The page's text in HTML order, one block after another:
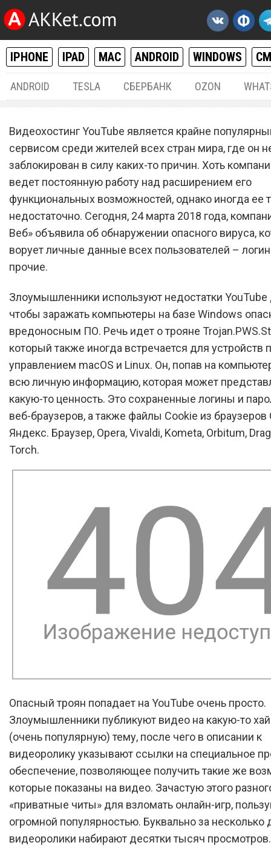
IPHONE IPAD MAC ANDROID WINDOWS
ANDROID TESLA СБЕРБАНК OZON
Вирус в сервисе YouTube
логины и пароли всех
пользователей
Видеохостинг YouTube является крайне
сервисом среди жителей всех стран мира, где он
заблокирован в силу каких-то причин. Хоть
ведет постоянную работу над расширением его
функциональных возможностей, однако иногда ее
недостаточно. Сегодня, 24 марта 2018 года,
Веб» объявила об обнаружении опасного вируса,
ворует личные данные всех пользователей –
прочие.
Злоумышленники используют недостатки YouTube
чтобы заражать компьютеры на базе Windows
вредоносным ПО. Речь идет о трояне
который также иногда встречается для устройств
управлением macOS и Linux. Он, попав на
всю личную информацию, которая может
какую-то ценность. Это сохраненные логины и
веб-браузеров, а также файлы Cookie из браузеров
Яндекс. Браузер, Opera, Vivaldi, Kometa, Orbitum,
Torch.
Опасный троян попадает на YouTube очень просто.
Злоумышленники публикуют видео на какую-то
(очень популярную) тему, после чего в описании к
видеоролику указывают ссылки на специальное
обеспечение, позволяющее получить такие же
которые показаны на видео. Зачастую этого
«приватные читы» для взломать онлайн-игр,
огромной популярностью. Буквально за несколько
видеоролики набирают десятки тысяч просмотров.